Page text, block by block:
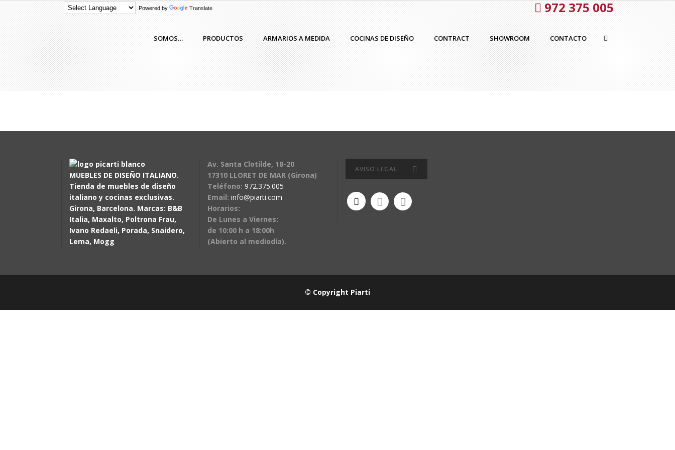
Powered by Translate 972 375 005
SOMOS… PRODUCTOS ARMARIOS A MEDIDA COCINAS DE DISEÑO CONTRACT SHOWROOM CONTACTO
MUEBLES DE DISEÑO ITALIANO.
Tienda de muebles de diseño
italiano y cocinas exclusivas.
Girona, Barcelona. Marcas: B&B
Italia, Maxalto, Poltrona Frau,
Ivano Redaeli, Porada, Snaidero,
Lema, Mogg
Av. Santa Clotilde, 18-20
17310 LLORET DE MAR (Girona)
Teléfono: 972.375.005
Email: info@piarti.com
Horarios:
De Lunes a Viernes:
de 10:00 h a 18:00h
(Abierto al mediodía).
AVISO LEGAL
© Copyright Piarti